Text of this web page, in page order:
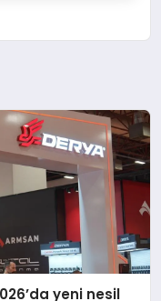
yeni nesil